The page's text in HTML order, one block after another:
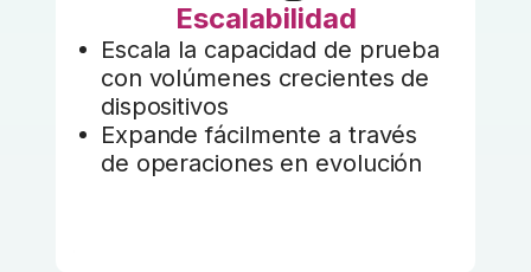
Escalabilidad
Escala la capacidad de prueba
con volúmenes crecientes de
dispositivos
Expande fácilmente a través
de operaciones en evolución